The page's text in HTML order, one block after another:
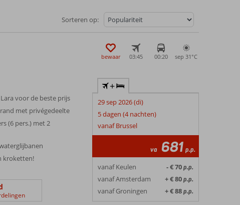
Sorteren op:
bewaar 03:45 00:20 sep 31°C
voor de beste prijs
met privégedeelte
(6 pers.) met 2
kroketten!
+
29 sep 2026 (di)
5 dagen (4 nachten)
vanaf Brussel
va 681 p.p.
vanaf Keulen - € 70p.p.
vanaf Amsterdam + € 80p.p.
vanaf Groningen + € 88p.p.